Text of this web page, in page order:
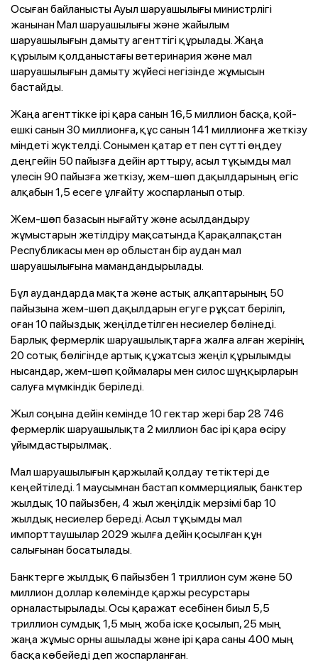
Осыған байланысты Ауыл шаруашылығы министрлігі
жанынан Мал шаруашылығы және жайылым
шаруашылығын дамыту агенттігі құрылады. Жаңа
құрылым қолданыстағы ветеринария және мал
шаруашылығын дамыту жүйесі негізінде жұмысын
бастайды.
Жаңа агенттікке ірі қара санын 16,5 миллион басқа, қой-
ешкі санын 30 миллионға, құс санын 141 миллионға жеткізу
міндеті жүктелді. Сонымен қатар ет пен сүтті өңдеу
деңгейін 50 пайызға дейін арттыру, асыл тұқымды мал
үлесін 90 пайызға жеткізу, жем-шөп дақылдарының егіс
алқабын 1,5 есеге ұлғайту жоспарланып отыр.
Жем-шөп базасын нығайту және асылдандыру
жұмыстарын жетілдіру мақсатында Қарақалпақстан
Республикасы мен әр облыстан бір аудан мал
шаруашылығына мамандандырылады.
Бұл аудандарда мақта және астық алқаптарының 50
пайызына жем-шөп дақылдарын егуге рұқсат беріліп,
оған 10 пайыздық жеңілдетілген несиелер бөлінеді.
Барлық фермерлік шаруашылықтарға жалға алған жерінің
20 сотық бөлігінде артық құжатсыз жеңіл құрылымды
нысандар, жем-шөп қоймалары мен силос шұңқырларын
салуға мүмкіндік беріледі.
Жыл соңына дейін кемінде 10 гектар жері бар 28 746
фермерлік шаруашылықта 2 миллион бас ірі қара өсіру
ұйымдастырылмақ.
Мал шаруашылығын қаржылай қолдау тетіктері де
кеңейтіледі. 1 маусымнан бастап коммерциялық банктер
жылдық 10 пайызбен, 4 жыл жеңілдік мерзімі бар 10
жылдық несиелер береді. Асыл тұқымды мал
импорттаушылар 2029 жылға дейін қосылған құн
салығынан босатылады.
Банктерге жылдық 6 пайызбен 1 триллион сум және 50
миллион доллар көлемінде қаржы ресурстары
орналастырылады. Осы қаражат есебінен биыл 5,5
триллион сумдық 1,5 мың жоба іске қосылып, 25 мың
жаңа жұмыс орны ашылады және ірі қара саны 400 мың
басқа көбейеді деп жоспарланған.